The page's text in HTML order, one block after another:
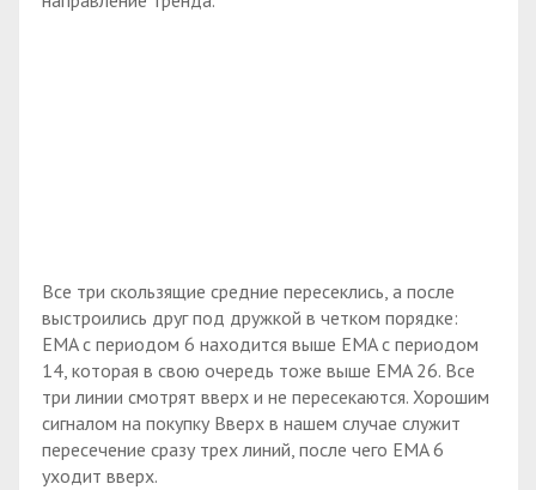
Все три скользящие средние пересеклись, а после
выстроились друг под дружкой в четком порядке:
EMA с периодом 6 находится выше EMA с периодом
14, которая в свою очередь тоже выше EMA 26. Все
три линии смотрят вверх и не пересекаются. Хорошим
сигналом на покупку Вверх в нашем случае служит
пересечение сразу трех линий, после чего EMA 6
уходит вверх.